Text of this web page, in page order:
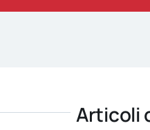
Articoli